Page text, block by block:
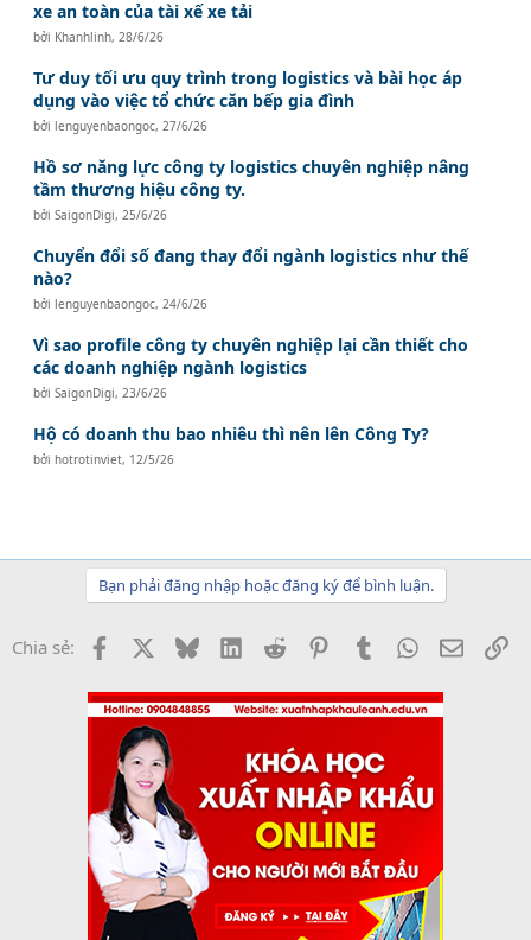
xe an toàn của tài xế xe tải
bởi Khanhlinh,28/6/26
Tư duy tối ưu quy trình trong logistics và bài học áp
dụng vào việc tổ chức căn bếp gia đình
bởilenguyenbaongoc,27/6/26
Hồ sơ năng lực công ty logistics chuyên nghiệp nâng
tầm thương hiệu công ty.
bởiSaigonDigi,25/6/26
Chuyển đổi số đang thay đổi ngành logistics như thế
nào?
bởilenguyenbaongoc,24/6/26
Vì sao profile công ty chuyên nghiệp lại cần thiết cho
các doanh nghiệp ngành logistics
bởiSaigonDigi,23/6/26
Hộ có doanh thu bao nhiêu thì nên lên Công Ty?
bởihotrotinviet, 12/5/26
Bạn phải đăng nhập hoặc đăng ký để bình luận.
Chia sẻ: Facebook BlueskyLinkedInReddit PinterestTumblrWhatsApp
Email